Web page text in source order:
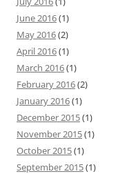
June 2016(1)
May 2016(2)
April 2016(1)
March 2016(1)
February 2016(2)
January 2016(1)
December 2015(1)
November 2015(1)
October 2015(1)
September 2015(1)